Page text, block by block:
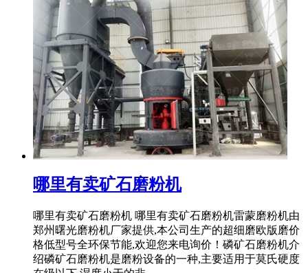
哪里有卖矿石磨粉机
哪里有卖矿石磨粉机 哪里有卖矿石磨粉机雷蒙磨粉机由
郑州曙光磨粉机厂家提供,本公司生产的超细磨欧版磨价
格低型号全环保节能,欢迎您来电询价！磷矿石磨粉机介
绍磷矿石磨粉机是磨粉设备的一种,主要适用于莫氏硬度